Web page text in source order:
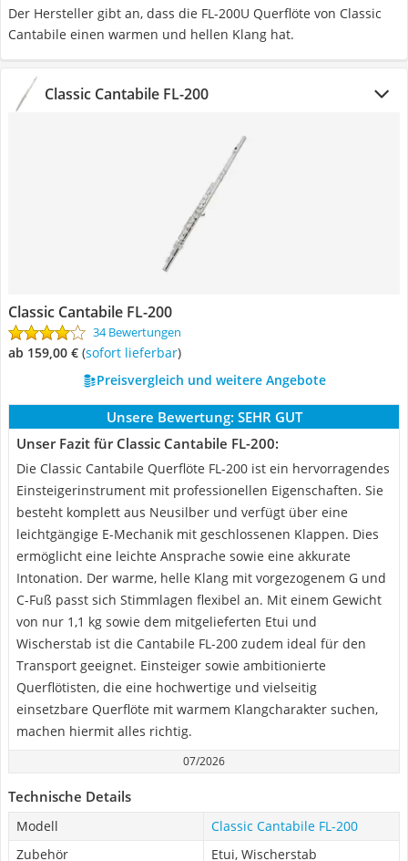
Der Hersteller gibt an, dass die FL-200U Querflöte von Classic
Cantabile einen warmen und hellen Klang hat.
Classic Cantabile FL-200
Classic Cantabile FL-200
34 Bewertungen
ab 159,00 € ( Sofort lieferbar)
Preisvergleich und weitere Angebote
Unsere Bewertung: SEHR GUT
Unser Fazit für Classic Cantabile FL-200:
Die Classic Cantabile Querflöte FL-200 ist ein hervorragendes
Einsteigerinstrument mit professionellen Eigenschaften. Sie
besteht komplett aus Neusilber und verfügt über eine
leichtgängige E-Mechanik mit geschlossenen Klappen. Dies
ermöglicht eine leichte Ansprache sowie eine akkurate
Intonation. Der warme, helle Klang mit vorgezogenem G und
C-Fuß passt sich Stimmlagen flexibel an. Mit einem Gewicht
von nur 1,1 kg sowie dem mitgelieferten Etui und
Wischerstab ist die Cantabile FL-200 zudem ideal für den
Transport geeignet. Einsteiger sowie ambitionierte
Querflötisten, die eine hochwertige und vielseitig
einsetzbare Querflöte mit warmem Klangcharakter suchen,
machen hiermit alles richtig.
07/2026
Technische Details
Modell
Classic Cantabile FL-200
Zubehör
Etui, Wischerstab